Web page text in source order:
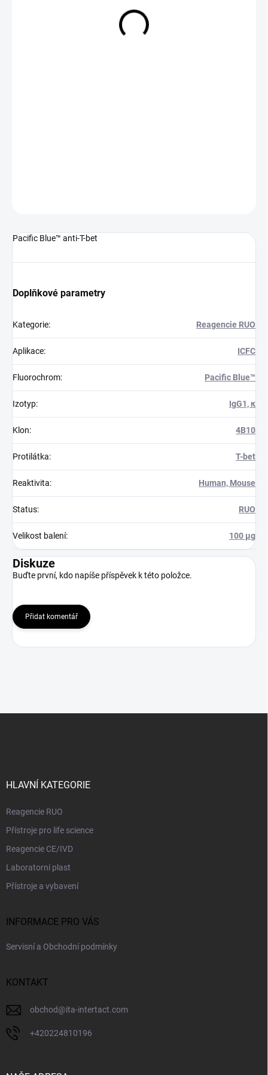
Pacific Blue™ anti-T-bet
Doplňkové parametry
Kategorie: Reagencie RUO
Aplikace: ICFC
Fluorochrom: Pacific Blue™
Izotyp: IgG1, κ
Klon: 4B10
Protilátka: T-bet
Reaktivita: Human, Mouse
Status: RUO
Velikost balení: 100 μg
Diskuze
Buďte první, kdo napíše příspěvek k této položce.
Přidat komentář
HLAVNÍ KATEGORIE
Reagencie RUO
Přístroje pro life science
Reagencie CE/IVD
Laboratorní plast
Přístroje a vybavení
INFORMACE PRO VÁS
Servisní a Obchodní podmínky
KONTAKT
obchod@ita-intertact.com
+420224810196